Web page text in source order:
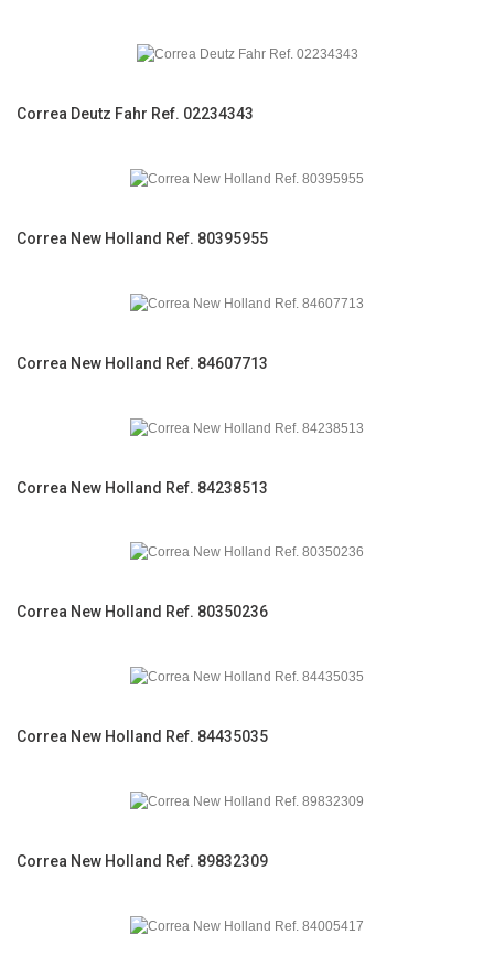
Correa Deutz Fahr Ref. 02234343
Correa New Holland Ref. 80395955
Correa New Holland Ref. 84607713
Correa New Holland Ref. 84238513
Correa New Holland Ref. 80350236
Correa New Holland Ref. 84435035
Correa New Holland Ref. 89832309